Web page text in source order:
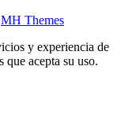
MH Themes
y experiencia de
que acepta su uso.